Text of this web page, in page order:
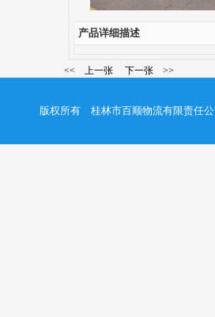
产品详细描述
<< 上一张 下一张 >>
版权所有 桂林市百顺物流有限责任